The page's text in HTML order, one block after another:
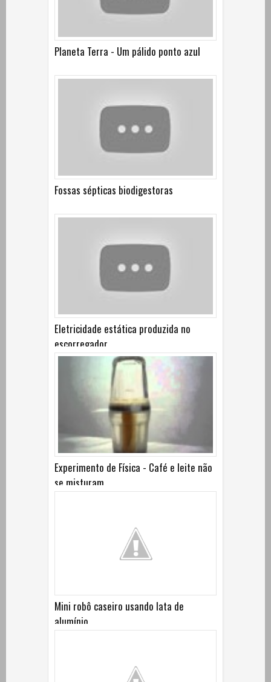
Planeta Terra - Um pálido ponto azul
Fossas sépticas biodigestoras
Eletricidade estática produzida no
escorregador
Experimento de Física - Café e leite não
se misturam
Mini robô caseiro usando lata de
alumínio